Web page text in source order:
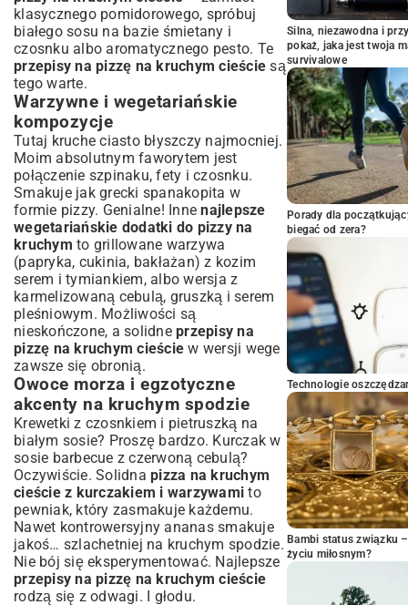
klasycznego pomidorowego, spróbuj
białego sosu na bazie śmietany i
czosnku albo aromatycznego pesto. Te
przepisy na pizzę na kruchym cieście są
tego warte.
Warzywne i wegetariańskie
kompozycje
Tutaj kruche ciasto błyszczy najmocniej.
Moim absolutnym faworytem jest
połączenie szpinaku, fety i czosnku.
Smakuje jak grecki spanakopita w
formie pizzy. Genialne! Innenajlepsze
wegetariańskie dodatki do pizzy na
kruchym to grillowane warzywa
(papryka, cukinia, bakłażan) z kozim
serem i tymiankiem, albo wersja z
karmelizowaną cebulą, gruszką i serem
pleśniowym. Możliwości są
nieskończone, a solidne przepisy na
pizzę na kruchym cieście w wersji wege
zawsze się obronią.
Owoce morza i egzotyczne
akcenty na kruchym spodzie
Krewetki z czosnkiem i pietruszką na
białym sosie? Proszę bardzo. Kurczak w
sosie barbecue z czerwoną cebulą?
Oczywiście. Solidna pizza na kruchym
cieście z kurczakiem i warzywami to
pewniak, który zasmakuje każdemu.
Nawet kontrowersyjny ananas smakuje
jakoś… szlachetniej na kruchym spodzie.
Nie bój się eksperymentować. Najlepsze
przepisy na pizzę na kruchym cieście
rodzą się z odwagi. I głodu.
Silna, niezawodna i
pokaż, jaka jest twoja
survivalowe
Porady dla
biegać od zera?
Technologie
Bambi status związku
życiu miłosnym?